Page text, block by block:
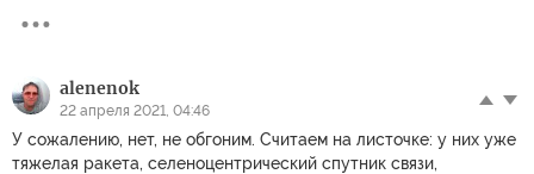
alenenok
22 апреля 2021, 04:46
У сожалению, нет, не обгоним. Считаем на листочке: у них уже
тяжелая ракета, селеноцентрический спутник связи,